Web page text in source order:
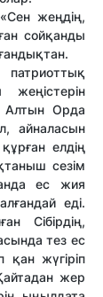
жеңдің,
сойқанды
Алтын Орда
айналасын
елдің
сезім
ес жия
еді.
Сібірдің,
тез ес
қан жүгіріп
жер